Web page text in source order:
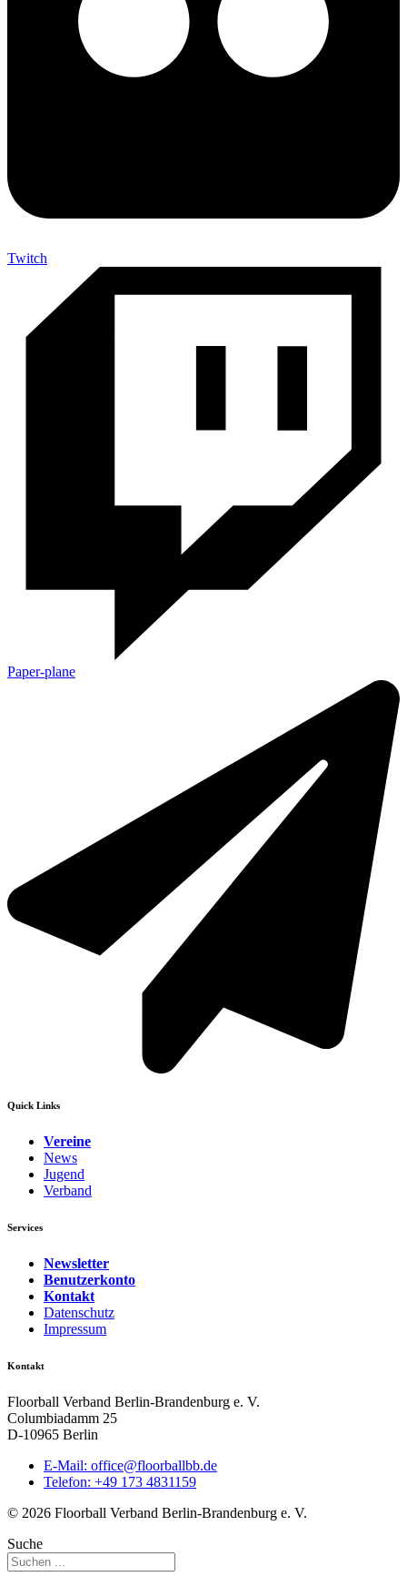
Twitch
Paper-plane
Quick Links
Vereine
News
Jugend
Verband
Services
Newsletter
Benutzerkonto
Kontakt
Datenschutz
Impressum
Kontakt
Floorball Verband Berlin-Brandenburg e. V.
Columbiadamm 25
D-10965 Berlin
E-Mail: ed.bbllabroolf@eciffo
Telefon: +49 173 4831159
© 2026 Floorball Verband Berlin-Brandenburg e. V.
Suche